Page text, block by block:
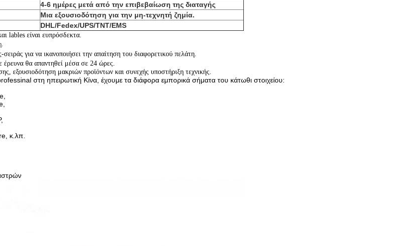
4-6 ημέρες μετά από την επιβεβαίωση της διαταγής
Μια εξουσιοδότηση για την μη-τεχνητή ζημία.
DHL/Fedex/UPS/TNT/EMS
lables είναι ευπρόσδεκτα.
για να ικανοποιήσει την απαίτηση του διαφορετικού πελάτη.
θα απαντηθεί μέσα σε 24 ώρες.
εξουσιοδότηση μακριών προϊόντων και συνεχής υποστήριξη τεχνικής.
στη ηπειρωτική Κίνα, έχουμε τα διάφορα εμπορικά σήματα του κάτωθι στοιχείου:
κ.λπ.